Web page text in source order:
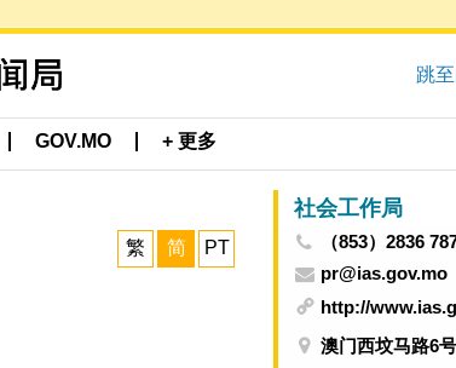
跳
GOV.MO + 更多
繁 简 PT
社会工作局
（853）2836
pr@ias.gov.mo
http://
澳门西坟马路6号